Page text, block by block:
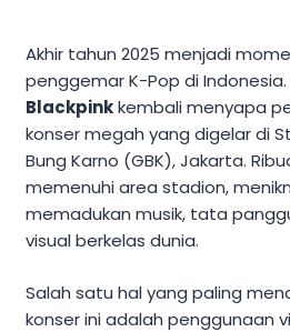
Akhir tahun 2025 menjadi
penggemar K-Pop di
Blackpinkkembali menyapa
konser megah yang digelar di
Bung Karno (GBK), Jakarta.
memenuhi area stadion,
memadukan musik, tata
visual berkelas dunia.
Salah satu hal yang paling
konser ini adalah penggunaan